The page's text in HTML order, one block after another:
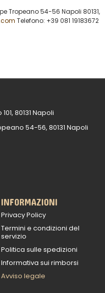
Tropeano 54-56 Napoli 80131,
Telefono: +39 081 19183672
80131 Napoli
54-56, 80131 Napoli
INFORMAZIONI
Privacy Policy
Termini e condizioni del
servizio
Politica sulle spedizioni
Informativa sui rimborsi
Avviso legale